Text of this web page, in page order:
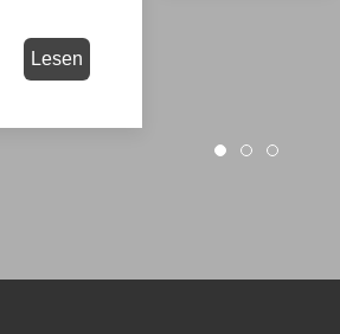
Lesen